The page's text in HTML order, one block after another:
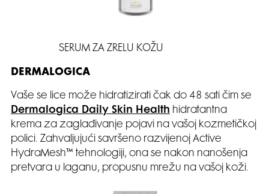
SERUM ZA ZRELU KOŽU
DERMALOGICA
Vaše se lice može hidratizirati čak do 48 sati čim se
Dermalogica Daily Skin Health hidratantna
krema za zaglađivanje pojavi na vašoj kozmetičkoj
polici. Zahvaljujući savršeno razvijenoj Active
HydraMesh™ tehnologiji, ona se nakon nanošenja
pretvara u laganu, propusnu mrežu na vašoj koži.